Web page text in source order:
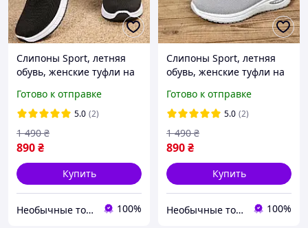
Слипоны Sport, летняя
обувь, женские туфли на
мокасины размер 42,
черные Код 00-0710
Готово к отправке
5.0 (2)
890₴
1 490 ₴
Купить
Необычные товары 100%
Слипоны Sport, летняя
обувь, женские туфли на
мокасины размер 41,
серые Код 00-0723
Готово к отправке
5.0 (2)
890₴
1 490 ₴
Купить
Необычные товары 100%